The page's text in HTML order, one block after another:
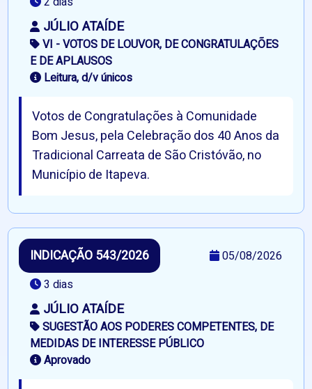
JÚLIO ATAÍDE
VI - VOTOS DE LOUVOR, DE CONGRATULAÇÕES
E DE APLAUSOS
Leitura, d/v únicos
Votos de Congratulações à Comunidade
Bom Jesus, pela Celebração dos 40 Anos da
Tradicional Carreata de São Cristóvão, no
Município de Itapeva.
INDICAÇÃO 543/2026
05/08/2026
3 dias
JÚLIO ATAÍDE
SUGESTÃO AOS PODERES COMPETENTES, DE
MEDIDAS DE INTERESSE PÚBLICO
Aprovado